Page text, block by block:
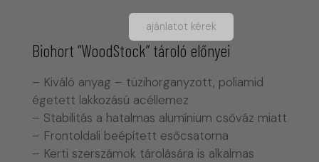
Biohort “WoodStock” tároló előnyei
– Kiváló anyag – tüzihorganyzott, poliamid
égetett lakkozású acéllemez
– Stabilitás a hatalmas alumínium csőváz miatt
– Frontoldali beépített esőcsatorna
– Kerti szerszámok tárolására is alkalmas
ajánlatot kérek